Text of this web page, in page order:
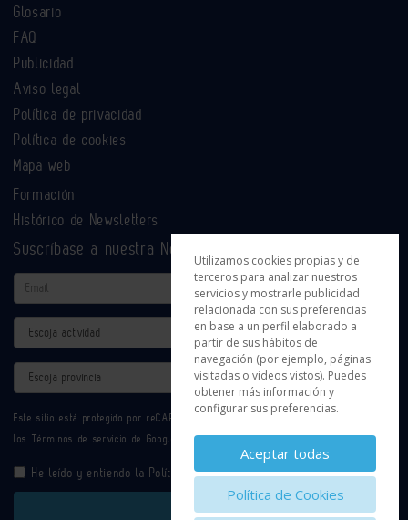
Glosario
FAQ
Publicidad
Aviso legal
Política de privacidad
Política de cookies
Mapa web
Formación
Histórico de Newsletters
Suscríbase a nuestra Newsletter
Email
Actividad
Provincia
Este sitio está protegido por reCAPTCHA y se aplican la
los Términos de servicio de Google.
He leído y entiendo la Política de Privacidad
Enviar
Utilizamos cookies propias y de
terceros para analizar nuestros
servicios y mostrarle publicidad
relacionada con sus preferencias
en base a un perfil elaborado a
partir de sus hábitos de
navegación (por ejemplo, páginas
visitadas o videos vistos). Puedes
obtener más información y
configurar sus preferencias.
Aceptar todas
Política de Cookies